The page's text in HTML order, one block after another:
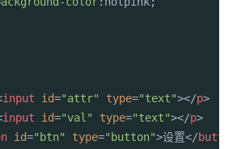
input id="attr" type="text"></p>
input id="val" type="text"></p>
id="btn" type="button">设置</button